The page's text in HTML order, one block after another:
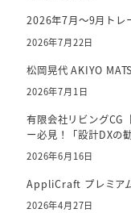
2026年7月～9月トレ
2026年7月22日
松岡晃代 AKIYO
2026年7月1日
有限会社リビング
ー必見！「設計DXの
2026年6月16日
AppliCraft プレミア
2026年4月27日